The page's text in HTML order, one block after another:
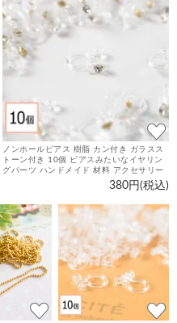
ノンホールピアス 樹脂 カン付き ガラスス
トーン付き 10個 ピアスみたいなイヤリン
グパーツ ハンドメイド 材料 アクセサリー
380円(税込)